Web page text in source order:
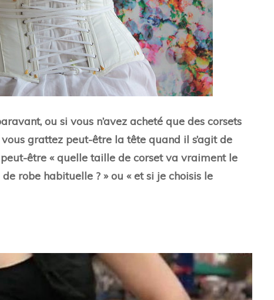
ou si vous n’avez acheté que des corsets
grattez peut-être la tête quand il s’agit de
être « quelle taille de corset va vraiment le
robe habituelle ? » ou « et si je choisis le